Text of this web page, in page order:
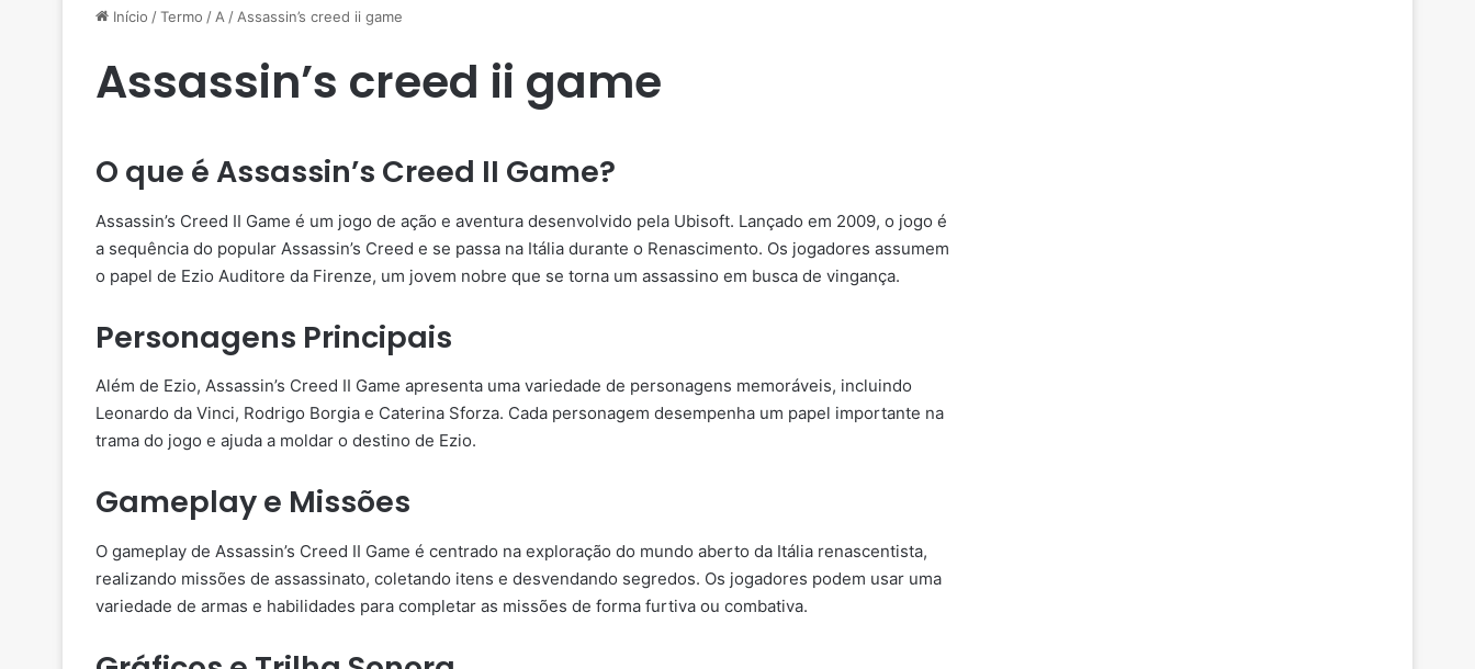
Início /Termo / A / Assassin’s creed ii game
Assassin’s creed ii game
O que é Assassin’s Creed II Game?
Assassin’s Creed II Game é um jogo de ação e aventura desenvolvido pela Ubisoft. Lançado em 2009, o jogo é
a sequência do popular Assassin’s Creed e se passa na Itália durante o Renascimento. Os jogadores assumem
o papel de Ezio Auditore da Firenze, um jovem nobre que se torna um assassino em busca de vingança.
Personagens Principais
Além de Ezio, Assassin’s Creed II Game apresenta uma variedade de personagens memoráveis, incluindo
Leonardo da Vinci, Rodrigo Borgia e Caterina Sforza. Cada personagem desempenha um papel importante na
trama do jogo e ajuda a moldar o destino de Ezio.
Gameplay e Missões
O gameplay de Assassin’s Creed II Game é centrado na exploração do mundo aberto da Itália renascentista,
realizando missões de assassinato, coletando itens e desvendando segredos. Os jogadores podem usar uma
variedade de armas e habilidades para completar as missões de forma furtiva ou combativa.